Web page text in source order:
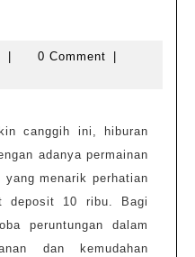
Knet 0 Comment
adanya permainan
menarik perhatian
deposit 10 ribu. Bagi
peruntungan dalam
dan kemudahan